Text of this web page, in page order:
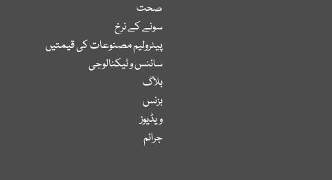
صحت
سونے کے نرخ
پیٹرولیم مصنوعات کی قیمتیں
سائنس و ٹیکنالوجی
بلاگ
بزنس
ویڈیوز
جرائم